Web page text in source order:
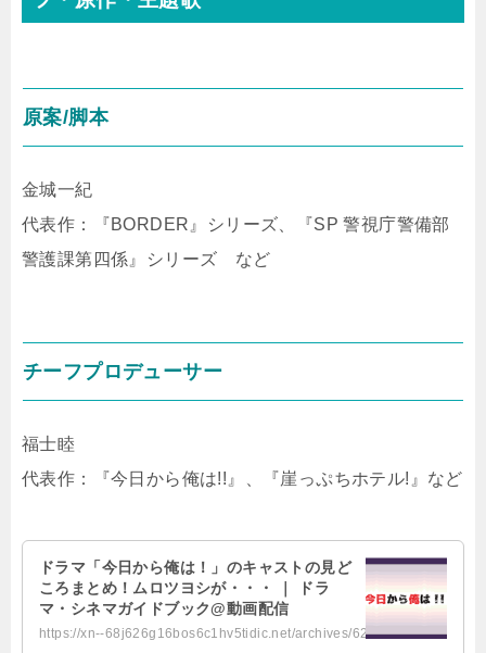
原案/脚本
金城一紀
代表作：『BORDER』シリーズ、『SP 警視庁警備部
警護課第四係』シリーズ など
チーフプロデューサー
福士睦
代表作：『今日から俺は!!』、『崖っぷちホテル!』など
ドラマ「今日から俺は！」のキャストの見ど
ころまとめ！ムロツヨシが・・・ ｜ ドラ
マ・シネマガイドブック@動画配信
https://xn--68j626g16bos6c1hv5tidic.net/archives/623